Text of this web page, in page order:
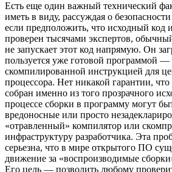
Есть еще один важный технический
иметь в виду, рассуждая о
если предположить, что исходный код
проверен тысячами экспертов,
не запускает этот код напрямую. Он
пользуется уже готовой программой —
скомпилированной инструкцией для
процессора. Нет никакой гарантии,
собран именно из того прозрачного
процессе сборки в программу могут
вредоносные или просто
«отравленный» компилятор или
инфраструктуру разработчика. Эта
серьезна, что в мире открытого ПО
движение за «воспроизводимые
Его цель — позволить любому